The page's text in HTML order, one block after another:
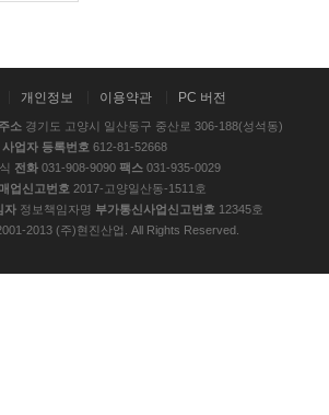
개인정보 이용약관 PC 버전
주소경기도 고양시 일산동구 중산로 306-188(성석동)
사업자 등록번호 612-81-52668
전화 031-908-9090 팩스 031-935-0029
업신고번호 2017-고양일산동-1511호
자 정보책임자명 부가통신사업신고번호 12345호
2013 (주)현진산업. All Rights Reserved.